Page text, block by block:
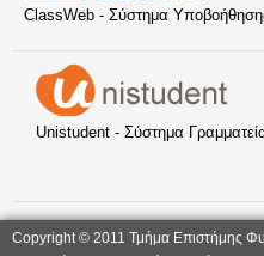
ClassWeb - Σύστημα
Unistudent - Σύστημα
Copyright © 2011 Τμήμα Επιστήμης